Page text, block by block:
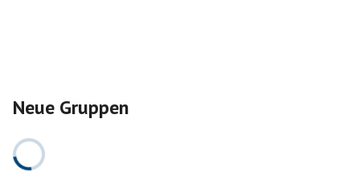
Neue Gruppen